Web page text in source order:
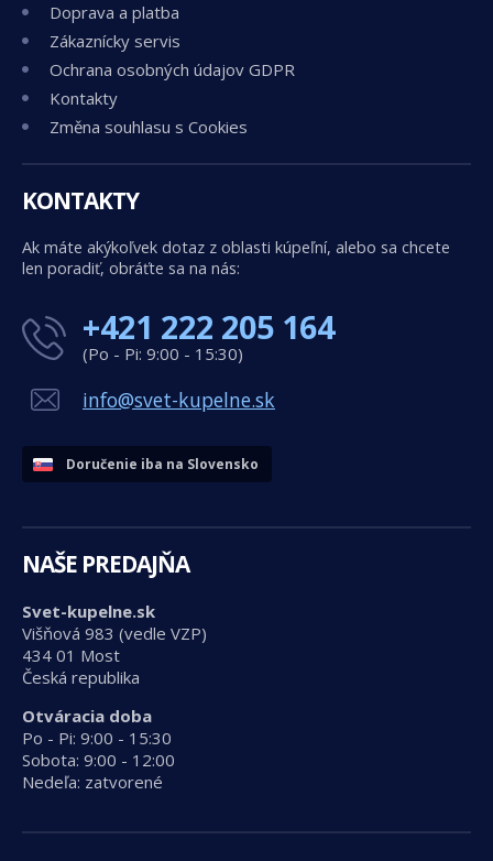
Doprava a platba
Zákaznícky servis
Ochrana osobných údajov GDPR
Kontakty
Změna souhlasu s Cookies
KONTAKTY
Ak máte akýkoľvek dotaz z oblasti kúpeľní, alebo sa chcete
len poradiť, obráťte sa na nás:
+421 222 205 164
(Po - Pi: 9:00 - 15:30)
info@svet-kupelne.sk
Doručenie iba na Slovensko
NAŠE PREDAJŇA
Svet-kupelne.sk
Višňová 983 (vedle VZP)
434 01 Most
Česká republika
Otváracia doba
Po - Pi: 9:00 - 15:30
Sobota: 9:00 - 12:00
Nedeľa: zatvorené